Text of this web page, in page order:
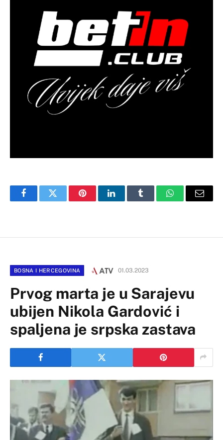
FacebookTwitter PinterestLinkedInTumblr WhatsAppEmail
BOSNA I HERCEGOVINA 01.03.2023
Prvog marta je u Sarajevu
ubijen Nikola Gardović i
spaljena je srpska zastava